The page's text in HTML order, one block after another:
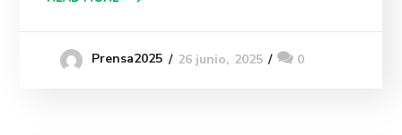
Prensa2025 26 junio, 2025 0